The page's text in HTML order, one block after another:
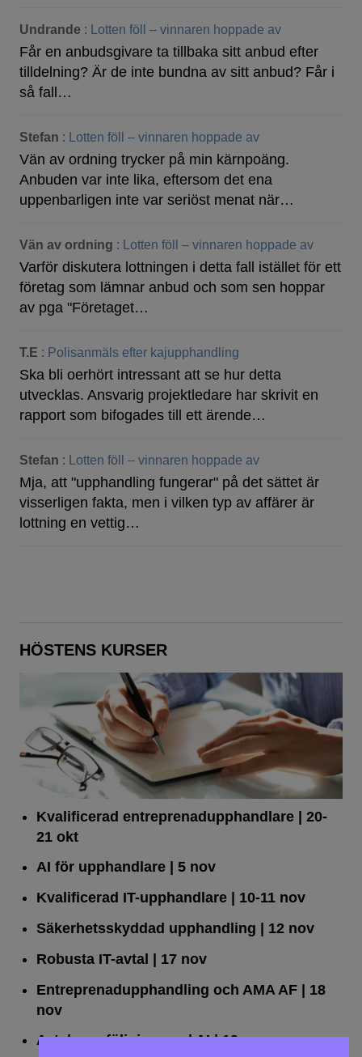
Undrande : Lotten föll – vinnaren hoppade av
Får en anbudsgivare ta tillbaka sitt anbud efter
tilldelning? Är de inte bundna av sitt anbud? Får i
så fall…
Stefan : Lotten föll – vinnaren hoppade av
Vän av ordning trycker på min kärnpoäng.
Anbuden var inte lika, eftersom det ena
uppenbarligen inte var seriöst menat när…
Vän av ordning : Lotten föll – vinnaren hoppade av
Varför diskutera lottningen i detta fall istället för ett
företag som lämnar anbud och som sen hoppar
av pga "Företaget…
T.E : Polisanmäls efter kajupphandling
Ska bli oerhört intressant att se hur detta
utvecklas. Ansvarig projektledare har skrivit en
rapport som bifogades till ett ärende…
Stefan : Lotten föll – vinnaren hoppade av
Mja, att "upphandling fungerar" på det sättet är
visserligen fakta, men i vilken typ av affärer är
lottning en vettig…
HÖSTENS KURSER
Kvalificerad entreprenad­upphandlare | 20-
21 okt
AI för upphandlare| 5 nov
Kvalificerad IT-upphandlare| 10-11 nov
Säkerhetsskyddad upphandling | 12 nov
Robusta IT-avtal | 17 nov
Entreprenadupphandling och AMA AF| 18
nov
Avtalsuppföljning med AI| 19 nov